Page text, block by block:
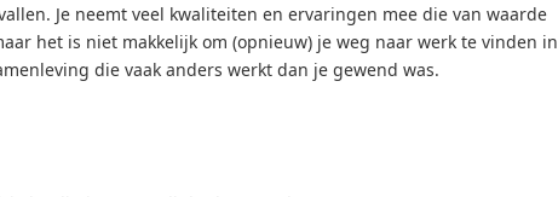
Je neemt veel kwaliteiten en ervaringen mee die van waarde
het is niet makkelijk om (opnieuw) je weg naar werk te vinden in
die vaak anders werkt dan je gewend was.